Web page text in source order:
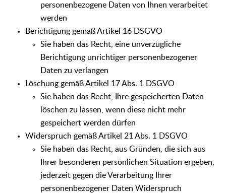
personenbezogene Daten von Ihnen verarbeitet
werden
Berichtigung gemäß Artikel 16 DSGVO
Sie haben das Recht, eine unverzügliche
Berichtigung unrichtiger personenbezogener
Daten zu verlangen
Löschung gemäß Artikel 17 Abs. 1 DSGVO
Sie haben das Recht, Ihre gespeicherten Daten
löschen zu lassen, wenn diese nicht mehr
gespeichert werden dürfen
Widerspruch gemäß Artikel 21 Abs. 1 DSGVO
Sie haben das Recht, aus Gründen, die sich aus
Ihrer besonderen persönlichen Situation ergeben,
jederzeit gegen die Verarbeitung Ihrer
personenbezogener Daten Widerspruch